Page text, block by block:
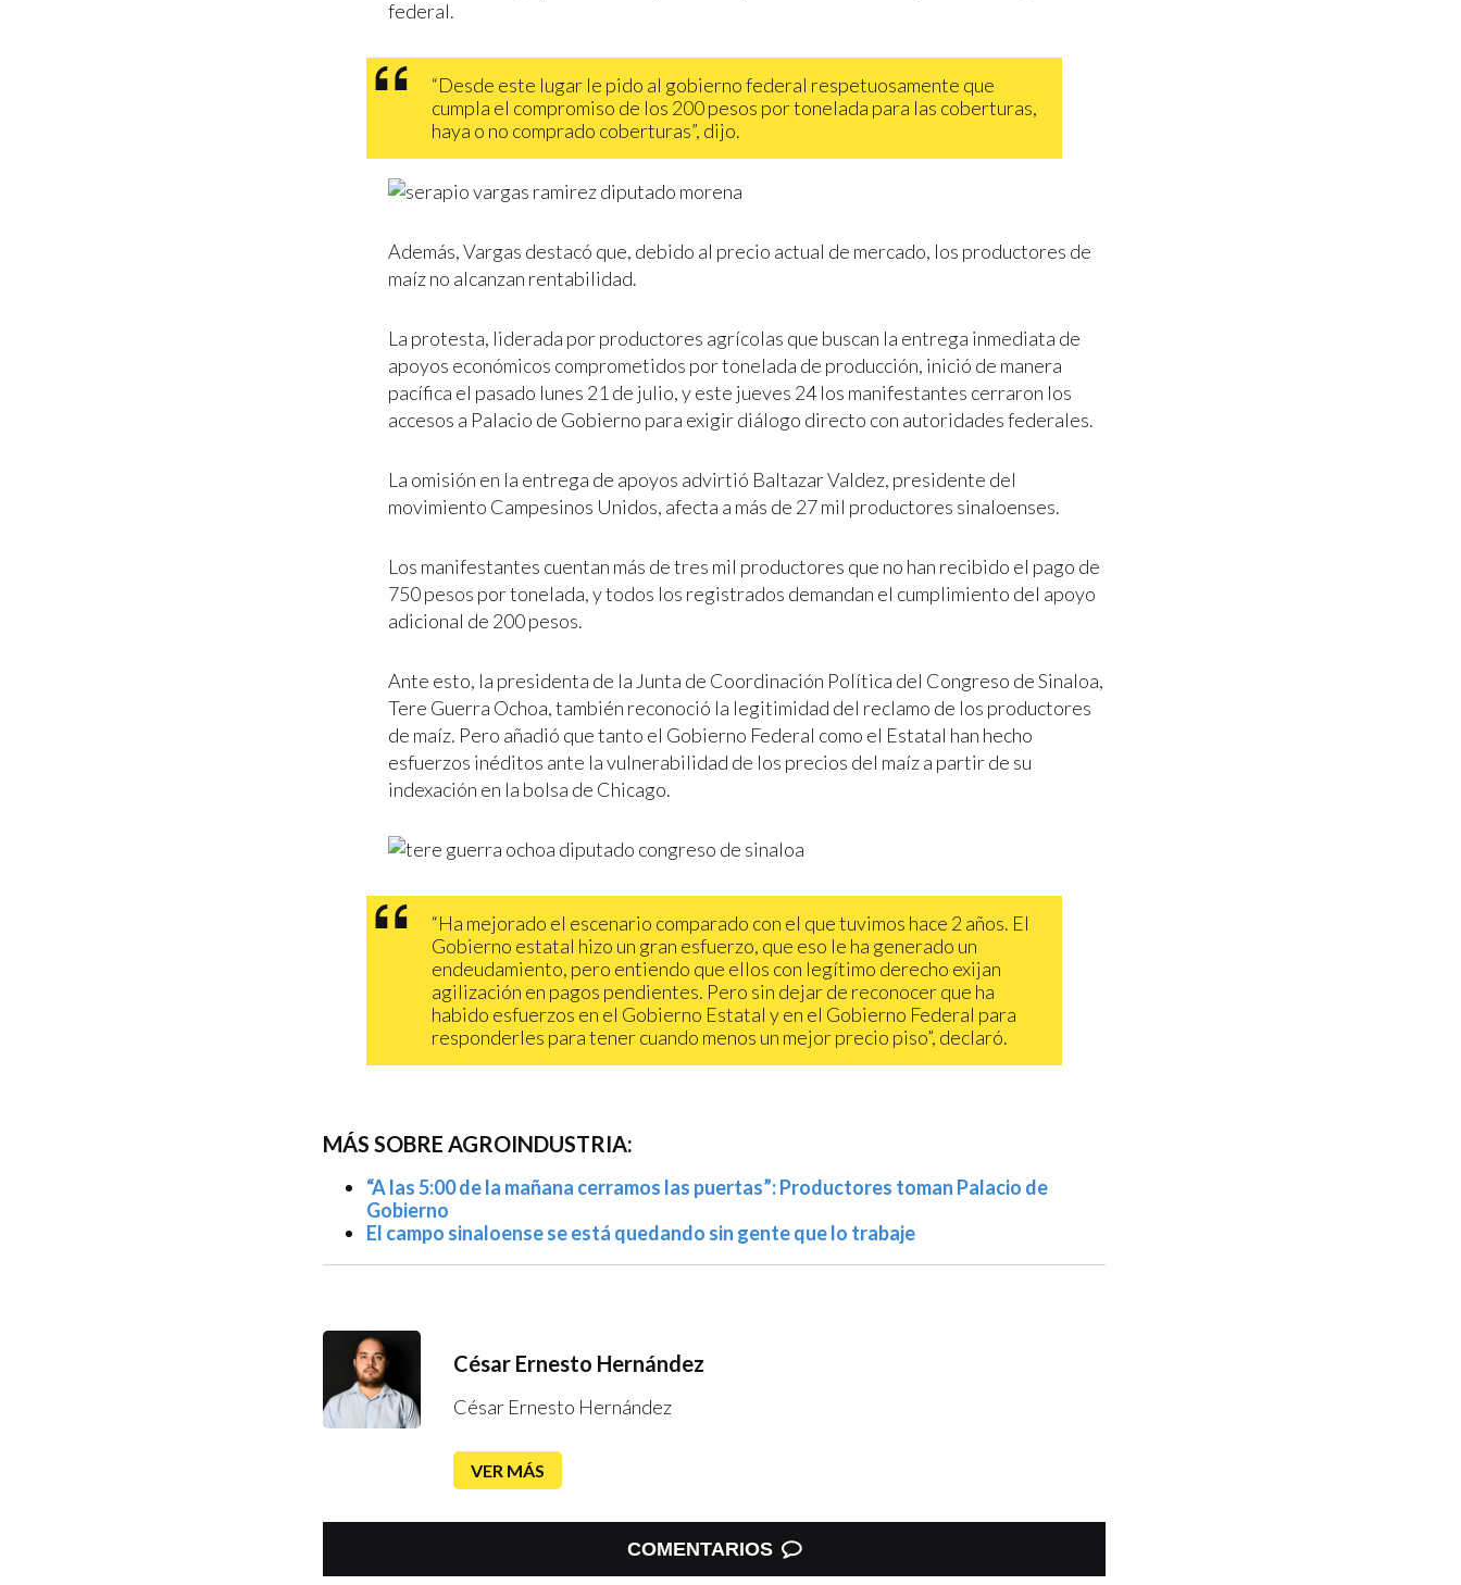
federal.
“Desde este lugar le pido al gobierno federal respetuosamente que
cumpla el compromiso de los 200 pesos por tonelada para las coberturas,
haya o no comprado coberturas”, dijo.
Además, Vargas destacó que, debido al precio actual de mercado, los productores de
maíz no alcanzan rentabilidad.
La protesta, liderada por productores agrícolas que buscan la entrega inmediata de
apoyos económicos comprometidos por tonelada de producción, inició de manera
pacífica el pasado lunes 21 de julio, y este jueves 24 los manifestantes cerraron los
accesos a Palacio de Gobierno para exigir diálogo directo con autoridades federales.
La omisión en la entrega de apoyos advirtió Baltazar Valdez, presidente del
movimiento Campesinos Unidos, afecta a más de 27 mil productores sinaloenses.
Los manifestantes cuentan más de tres mil productores que no han recibido el pago de
750 pesos por tonelada, y todos los registrados demandan el cumplimiento del apoyo
adicional de 200 pesos.
Ante esto, la presidenta de la Junta de Coordinación Política del Congreso de Sinaloa,
Tere Guerra Ochoa, también reconoció la legitimidad del reclamo de los productores
de maíz. Pero añadió que tanto el Gobierno Federal como el Estatal han hecho
esfuerzos inéditos ante la vulnerabilidad de los precios del maíz a partir de su
indexación en la bolsa de Chicago.
“Ha mejorado el escenario comparado con el que tuvimos hace 2 años. El
Gobierno estatal hizo un gran esfuerzo, que eso le ha generado un
endeudamiento, pero entiendo que ellos con legítimo derecho exijan
agilización en pagos pendientes. Pero sin dejar de reconocer que ha
habido esfuerzos en el Gobierno Estatal y en el Gobierno Federal para
responderles para tener cuando menos un mejor precio piso”, declaró.
MÁS SOBRE AGROINDUSTRIA:
“A las 5:00 de la mañana cerramos las puertas”: Productores toman Palacio de
Gobierno
El campo sinaloense se está quedando sin gente que lo trabaje
César Ernesto Hernández
César Ernesto Hernández
VER MÁS
COMENTARIOS